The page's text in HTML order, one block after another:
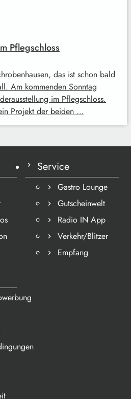
Pflegschloss
das ist schon bald
Am kommenden Sonntag
im Pflegschloss.
Projekt der beiden …
Service
Gastro Lounge
Gutscheinwelt
Radio IN App
Verkehr/Blitzer
Empfang